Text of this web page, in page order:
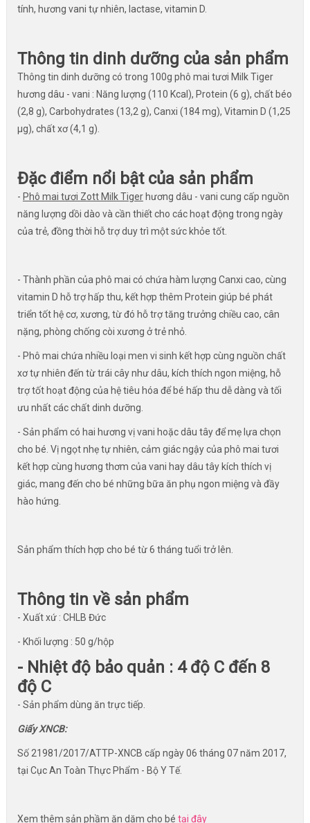
tính, hương vani tự nhiên, lactase, vitamin D.
Thông tin dinh dưỡng của sản phẩm
Thông tin dinh dưỡng có trong 100g phô mai tươi Milk Tiger
hương dâu - vani : Năng lượng (110 Kcal), Protein (6 g), chất béo
(2,8 g), Carbohydrates (13,2 g), Canxi (184 mg), Vitamin D (1,25
µg), chất xơ (4,1 g).
Đặc điểm nổi bật của sản phẩm
- Phô mai tươi Zott Milk Tigerhương dâu - vani cung cấp nguồn
năng lượng dồi dào và cần thiết cho các hoạt động trong ngày
của trẻ, đồng thời hỗ trợ duy trì một sức khỏe tốt.
- Thành phần của phô mai có chứa hàm lượng Canxi cao, cùng
vitamin D hỗ trợ hấp thu, kết hợp thêm Protein giúp bé phát
triển tốt hệ cơ, xương, từ đó hỗ trợ tăng trưởng chiều cao, cân
nặng, phòng chống còi xương ở trẻ nhỏ.
- Phô mai chứa nhiều loại men vi sinh kết hợp cùng nguồn chất
xơ tự nhiên đến từ trái cây như dâu, kích thích ngon miệng, hỗ
trợ tốt hoạt động của hệ tiêu hóa để bé hấp thu dễ dàng và tối
ưu nhất các chất dinh dưỡng.
- Sản phẩm có hai hương vị vani hoặc dâu tây để mẹ lựa chọn
cho bé. Vị ngọt nhẹ tự nhiên, cảm giác ngậy của phô mai tươi
kết hợp cùng hương thơm của vani hay dâu tây kích thích vị
giác, mang đến cho bé những bữa ăn phụ ngon miệng và đầy
hào hứng.
Sản phẩm thích hợp cho bé từ 6 tháng tuổi trở lên.
Thông tin về sản phẩm
- Xuất xứ : CHLB Đức
- Khối lượng : 50 g/hộp
- Nhiệt độ bảo quản : 4 độ C đến 8
độ C
- Sản phẩm dùng ăn trực tiếp.
Giấy XNCB:
Số 21981/2017/ATTP-XNCB cấp ngày 06 tháng 07 năm 2017,
tại Cục An Toàn Thực Phẩm - Bộ Y Tế.
Xem thêm sản phầm ăn dặm cho bé tại đây